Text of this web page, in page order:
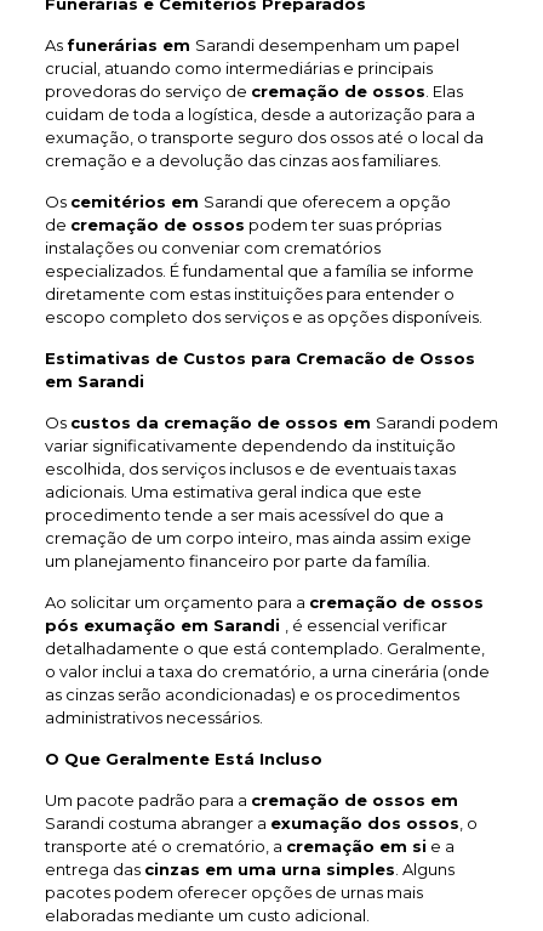
As funerárias em Sarandi desempenham um papel
crucial, atuando como intermediárias e principais
provedoras do serviço de cremação de ossos . Elas
cuidam de toda a logística, desde a autorização para a
exumação, o transporte seguro dos ossos até o local da
cremação e a devolução das cinzas aos familiares.
Os cemitérios em Sarandi que oferecem a opção
de cremação de ossos podem ter suas próprias
instalações ou conveniar com crematórios
especializados. É fundamental que a família se informe
diretamente com estas instituições para entender o
escopo completo dos serviços e as opções disponíveis.
Estimativas de Custos para Cremacão de Ossos
em Sarandi
Os custos da cremação de ossos em Sarandi podem
variar significativamente dependendo da instituição
escolhida, dos serviços inclusos e de eventuais taxas
adicionais. Uma estimativa geral indica que este
procedimento tende a ser mais acessível do que a
cremação de um corpo inteiro, mas ainda assim exige
um planejamento financeiro por parte da família.
Ao solicitar um orçamento para a cremação de ossos
pós exumação em Sarandi
, é essencial verificar
detalhadamente o que está contemplado. Geralmente,
o valor inclui a taxa do crematório, a urna cinerária (onde
as cinzas serão acondicionadas) e os procedimentos
administrativos necessários.
O Que Geralmente Está Incluso
Um pacote padrão para a cremação de ossos em
Sarandi costuma abranger a exumação dos ossos , o
transporte até o crematório, a cremação em si e a
entrega das cinzas em uma urna simples . Alguns
pacotes podem oferecer opções de urnas mais
elaboradas mediante um custo adicional.